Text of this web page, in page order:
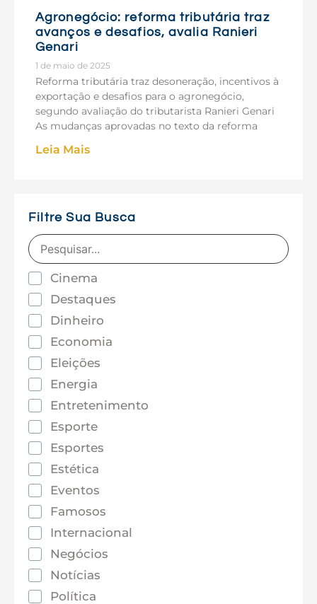
Agronegócio: reforma tributária traz
avanços e desafios, avalia Ranieri
Genari
1 de maio de 2025
Reforma tributária traz desoneração, incentivos à
exportação e desafios para o agronegócio,
segundo avaliação do tributarista Ranieri Genari
As mudanças aprovadas no texto da reforma
Leia Mais
Filtre Sua Busca
Cinema
Destaques
Dinheiro
Economia
Eleições
Energia
Entretenimento
Esporte
Esportes
Estética
Eventos
Famosos
Internacional
Negócios
Notícias
Política